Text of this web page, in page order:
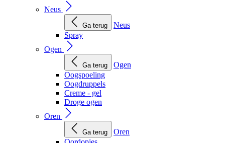
Neus
Ga terug
Neus
Spray
Ogen
Ga terug
Ogen
Oogspoeling
Oogdruppels
Creme - gel
Droge ogen
Oren
Ga terug
Oren